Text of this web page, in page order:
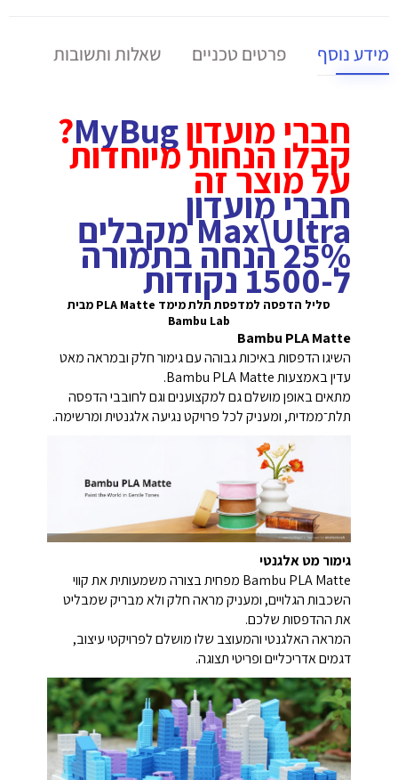
מידע נוסף פרטים טכניים שאלות ותשובות
חברי מועדוןMyBug
?
קבלו הנחות מיוחדות
על מוצר זה
חברי מועדון
Max\Ultra מקבלים
25% הנחה בתמורה
ל-1500 נקודות
סליל הדפסה למדפסת תלת מימד PLA Matte
מבית
Bambu Lab
Bambu PLA Matte
השיגו הדפסות באיכות גבוהה עם גימור חלק ובמראה מאט
עדין באמצעות Bambu PLA Matte.
מתאים באופן מושלם גם למקצוענים וגם לחובבי הדפסה
תלת־ממדית, ומעניק לכל פרויקט נגיעה אלגנטית ומרשימה.
גימור מט אלגנטי
‏Bambu PLA Matte מפחית בצורה משמעותית את קווי
השכבות הגלויים, ומעניק מראה חלק ולא מבריק שמבליט
את ההדפסות שלכם.
המראה האלגנטי והמעוצב שלו מושלם לפרויקטי עיצוב,
דגמים אדריכליים ופריטי תצוגה.